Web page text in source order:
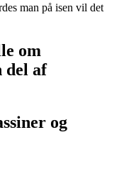
man på isen vil det
om
del af
og